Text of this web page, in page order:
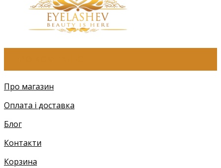
Про магазин
Оплата і доставка
Блог
Контакти
Корзина